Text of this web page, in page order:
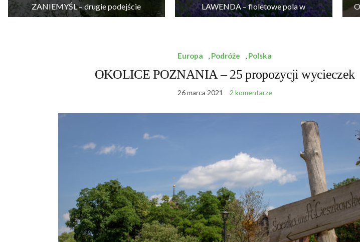
ZANIEMYŚL – drugie podejście
LAWENDA – fioletowe pola w
Europa , Podróże , Polska
OKOLICE POZNANIA – 25 propozycji wycieczek
26 marca 2021 2 komentarze